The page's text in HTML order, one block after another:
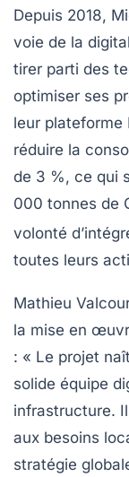
Depuis 2018,
voie de la
tirer parti des
optimiser ses
leur plateforme
réduire la
de 3 %, ce qui
000 tonnes de
volonté
toutes leurs
Mathieu
la mise en
: « Le projet
solide équipe
infrastructure.
aux besoins
stratégie